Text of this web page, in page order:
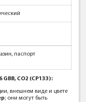
паспорт
CO2 (CP133):
внешнем виде и цвете
; они могут быть